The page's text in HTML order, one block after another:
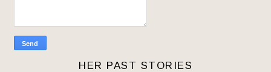
HER PAST STORIES